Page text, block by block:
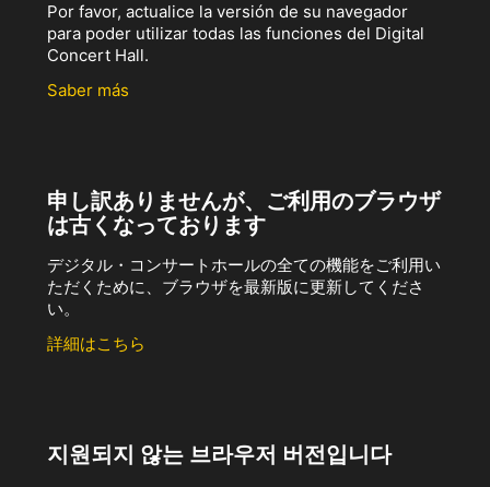
Por favor, actualice la versión de su navegador
para poder utilizar todas las funciones del Digital
Concert Hall.
Saber más
申し訳ありませんが、ご利用のブラウザ
は古くなっております
デジタル・コンサートホールの全ての機能をご利用い
ただくために、ブラウザを最新版に更新してくださ
い。
詳細はこちら
지원되지 않는 브라우저 버전입니다